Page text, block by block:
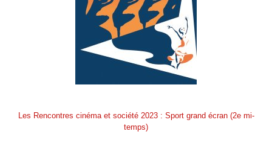
Les Rencontres cinéma et société 2023 : Sport grand écran (2e mi-
temps)